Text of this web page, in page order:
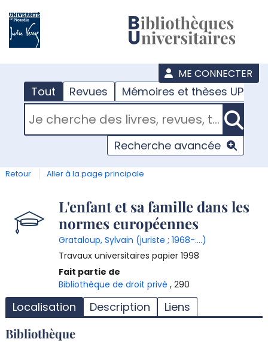
ME CONNECTER
Tout Revues Mémoires et thèses UPJV
RECHERCHER DANS "TOUT"
Recherche avancée
Retour Aller à la page principale
Détail
document
L'enfant et sa famille dans les
normes européennes
Grataloup, Sylvain (juriste ; 1968-....)
Travaux universitaires papier 1998
Fait partie de
Bibliothèque de droit privé , 290
Localisation Description Liens
Bibliothèque